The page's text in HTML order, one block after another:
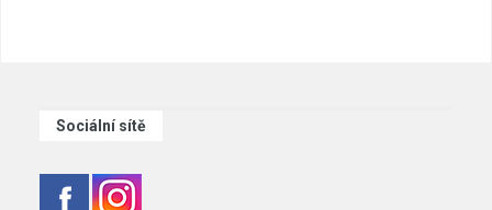
Sociální sítě